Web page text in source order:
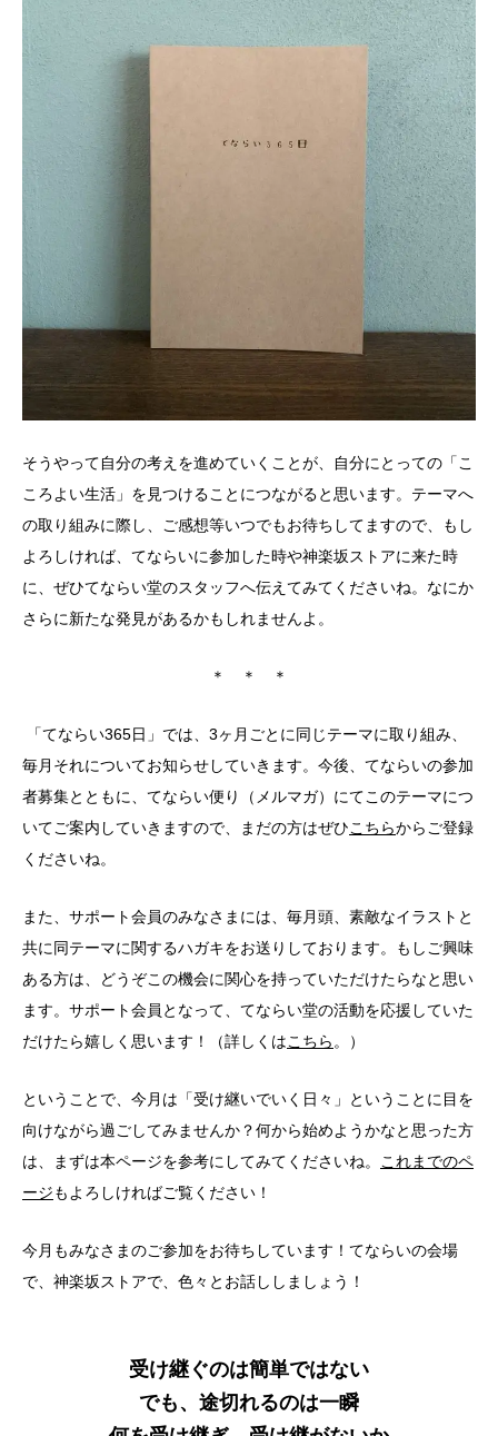
そうやって自分の考えを進めていくことが、自分にとっての「こ
ころよい生活」を見つけることにつながると思います。テーマへ
の取り組みに際し、ご感想等いつでもお待ちしてますので、もし
よろしければ、てならいに参加した時や神楽坂ストアに来た時
に、ぜひてならい堂のスタッフへ伝えてみてくださいね。なにか
さらに新たな発見があるかもしれませんよ。
＊ ＊ ＊
「てならい365日」では、3ヶ月ごとに同じテーマに取り組み、
毎月それについてお知らせしていきます。今後、てならいの参加
者募集とともに、てならい便り（メルマガ）にてこのテーマにつ
いてご案内していきますので、まだの方はぜひこちらからご登録
くださいね。
また、サポート会員のみなさまには、毎月頭、素敵なイラストと
共に同テーマに関するハガキをお送りしております。もしご興味
ある方は、どうぞこの機会に関心を持っていただけたらなと思い
ます。サポート会員となって、てならい堂の活動を応援していた
だけたら嬉しく思います！（詳しくはこちら 。）
ということで、今月は「受け継いでいく日々」ということに目を
向けながら過ごしてみませんか？何から始めようかなと思った方
は、まずは本ページを参考にしてみてくださいね。
これまでのペ
ージもよろしければご覧ください！
今月もみなさまのご参加をお待ちしています！てならいの会場
で、神楽坂ストアで、色々とお話ししましょう！
受け継ぐのは簡単ではない
でも、途切れるのは一瞬